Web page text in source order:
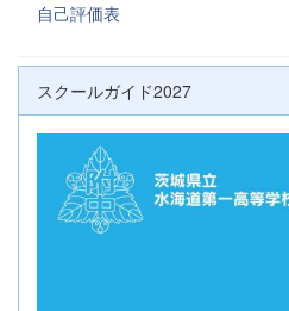
自己評価表
スクールガイド2027